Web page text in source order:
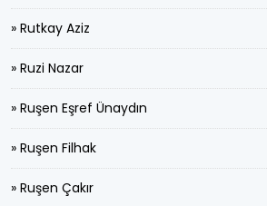
» Rutkay Aziz
» Ruzi Nazar
» Ruşen Eşref Ünaydın
» Ruşen Filhak
» Ruşen Çakır